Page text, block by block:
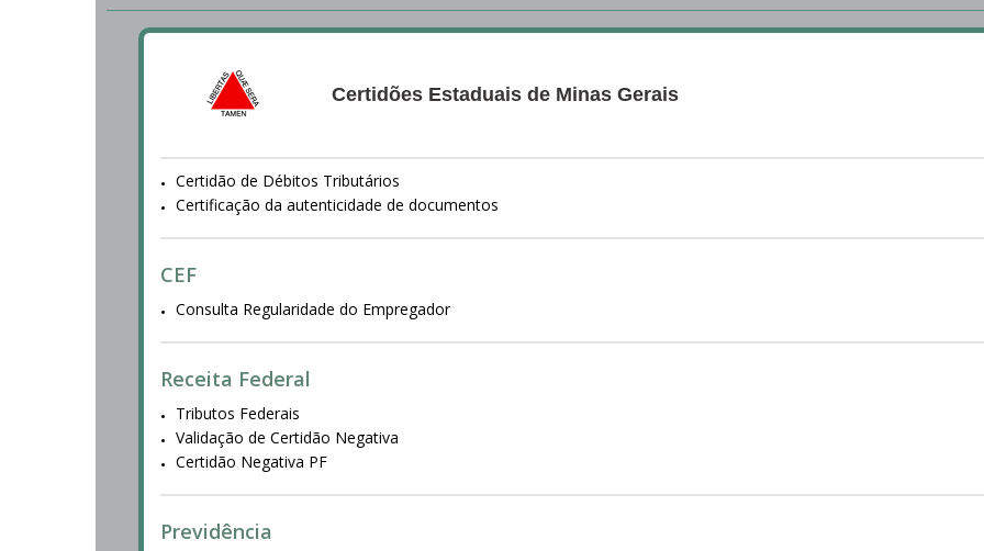
Certidões Estaduais de Minas Gerais
Certidão de Débitos Tributários
Certificação da autenticidade de documentos
CEF
Consulta Regularidade do Empregador
Receita Federal
Tributos Federais
Validação de Certidão Negativa
Certidão Negativa PF
Previdência